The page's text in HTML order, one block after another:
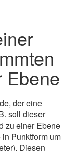
Ebene
der eine
soll dieser
zu einer Ebene
Punktform um
Diesen